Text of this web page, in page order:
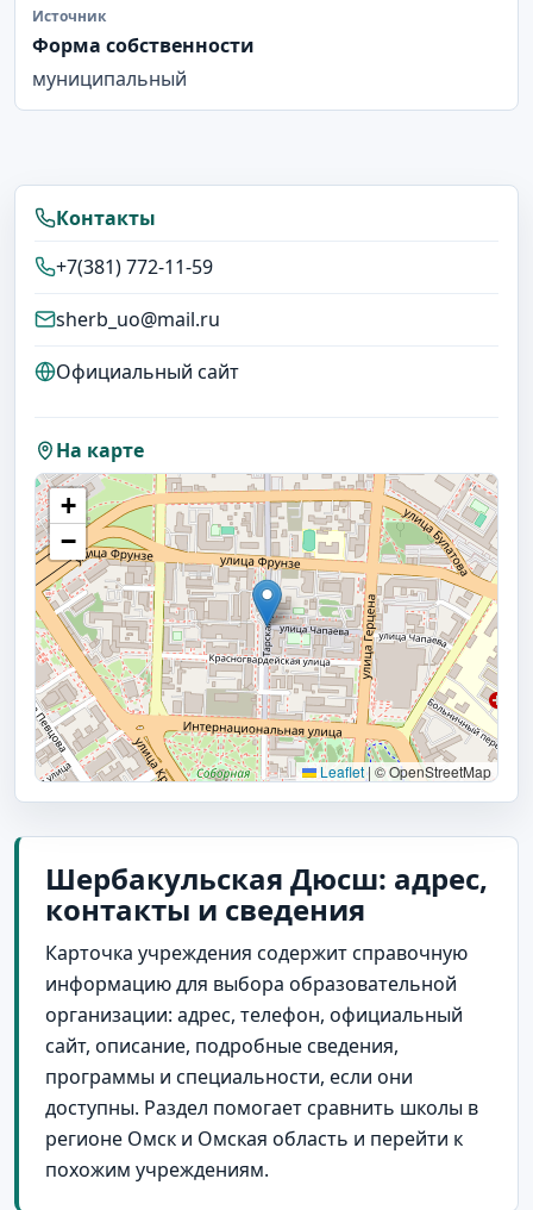
Источник
Форма собственности
муниципальный
Контакты
+7(381) 772-11-59
sherb_uo@mail.ru
Официальный сайт
На карте
+
−
Leaflet | © OpenStreetMap
Шербакульская Дюсш: адрес,
контакты и сведения
Карточка учреждения содержит справочную
информацию для выбора образовательной
организации: адрес, телефон, официальный
сайт, описание, подробные сведения,
программы и специальности, если они
доступны. Раздел помогает сравнить школы в
регионе Омск и Омская область и перейти к
похожим учреждениям.